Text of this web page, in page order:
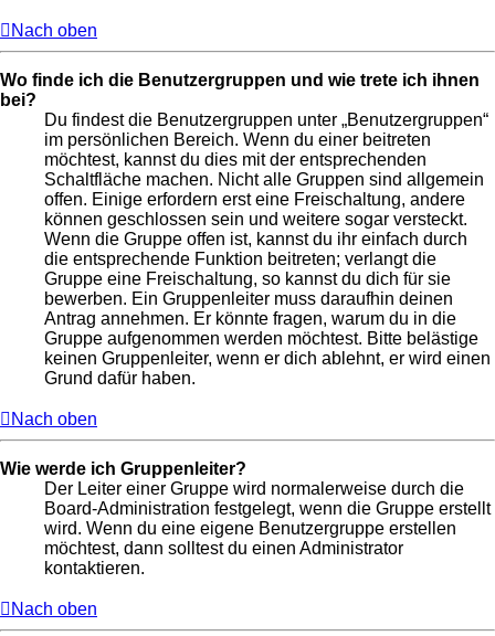
Nach oben
Wo finde ich die Benutzergruppen und wie trete ich ihnen
bei?
Du findest die Benutzergruppen unter „Benutzergruppen“
im persönlichen Bereich. Wenn du einer beitreten
möchtest, kannst du dies mit der entsprechenden
Schaltfläche machen. Nicht alle Gruppen sind allgemein
offen. Einige erfordern erst eine Freischaltung, andere
können geschlossen sein und weitere sogar versteckt.
Wenn die Gruppe offen ist, kannst du ihr einfach durch
die entsprechende Funktion beitreten; verlangt die
Gruppe eine Freischaltung, so kannst du dich für sie
bewerben. Ein Gruppenleiter muss daraufhin deinen
Antrag annehmen. Er könnte fragen, warum du in die
Gruppe aufgenommen werden möchtest. Bitte belästige
keinen Gruppenleiter, wenn er dich ablehnt, er wird einen
Grund dafür haben.
Nach oben
Wie werde ich Gruppenleiter?
Der Leiter einer Gruppe wird normalerweise durch die
Board-Administration festgelegt, wenn die Gruppe erstellt
wird. Wenn du eine eigene Benutzergruppe erstellen
möchtest, dann solltest du einen Administrator
kontaktieren.
Nach oben